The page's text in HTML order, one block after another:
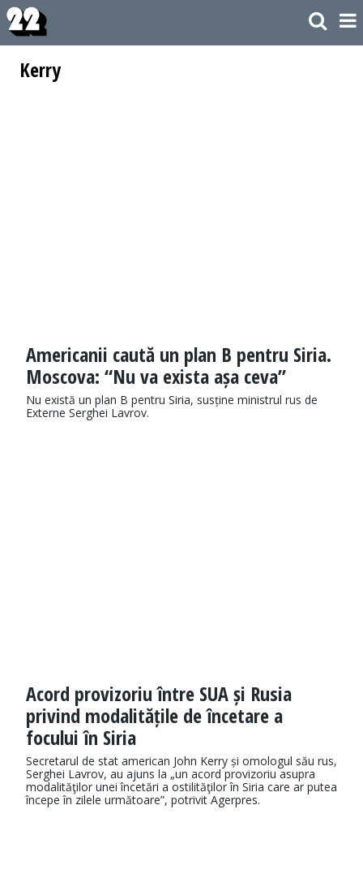
Kerry
Americanii caută un plan B pentru Siria.
Moscova: “Nu va exista așa ceva”
Nu există un plan B pentru Siria, susține ministrul rus de
Externe Serghei Lavrov.
Acord provizoriu între SUA și Rusia
privind modalitățile de încetare a
focului în Siria
Secretarul de stat american John Kerry și omologul său rus,
Serghei Lavrov, au ajuns la „un acord provizoriu asupra
modalităţilor unei încetări a ostilităţilor în Siria care ar putea
începe în zilele următoare”, potrivit Agerpres.